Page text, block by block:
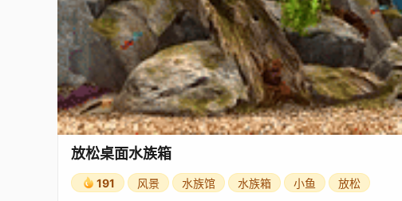
放松桌面水族箱
191 风景 水族馆 水族箱 小鱼 放松